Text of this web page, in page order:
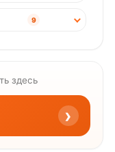
9
здесь
›